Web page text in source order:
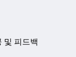
및 피드백